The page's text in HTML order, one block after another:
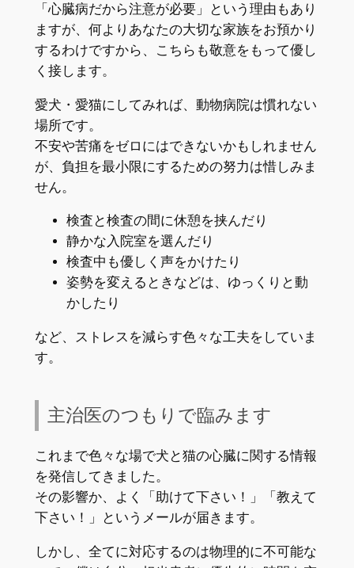
「心臓病だから注意が必要」という理由もあり
ますが、何よりあなたの大切な家族をお預かり
するわけですから、こちらも敬意をもって優し
く接します。
愛犬・愛猫にしてみれば、動物病院は慣れない
場所です。
不安や苦痛をゼロにはできないかもしれません
が、負担を最小限にするための努力は惜しみま
せん。
検査と検査の間に休憩を挟んだり
静かな入院室を選んだり
検査中も優しく声をかけたり
姿勢を変えるときなどは、ゆっくりと動
かしたり
など、ストレスを減らす色々な工夫をしていま
す。
主治医のつもりで臨みます
これまで色々な場で犬と猫の心臓に関する情報
を発信してきました。
その影響か、よく「助けて下さい！」「教えて
下さい！」というメールが届きます。
しかし、全てに対応するのは物理的に不可能な